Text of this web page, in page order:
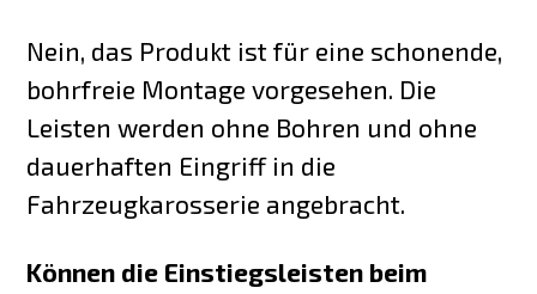
Nein, das Produkt ist für eine schonende,
bohrfreie Montage vorgesehen. Die
Leisten werden ohne Bohren und ohne
dauerhaften Eingriff in die
Fahrzeugkarosserie angebracht.
Können die Einstiegsleisten beim